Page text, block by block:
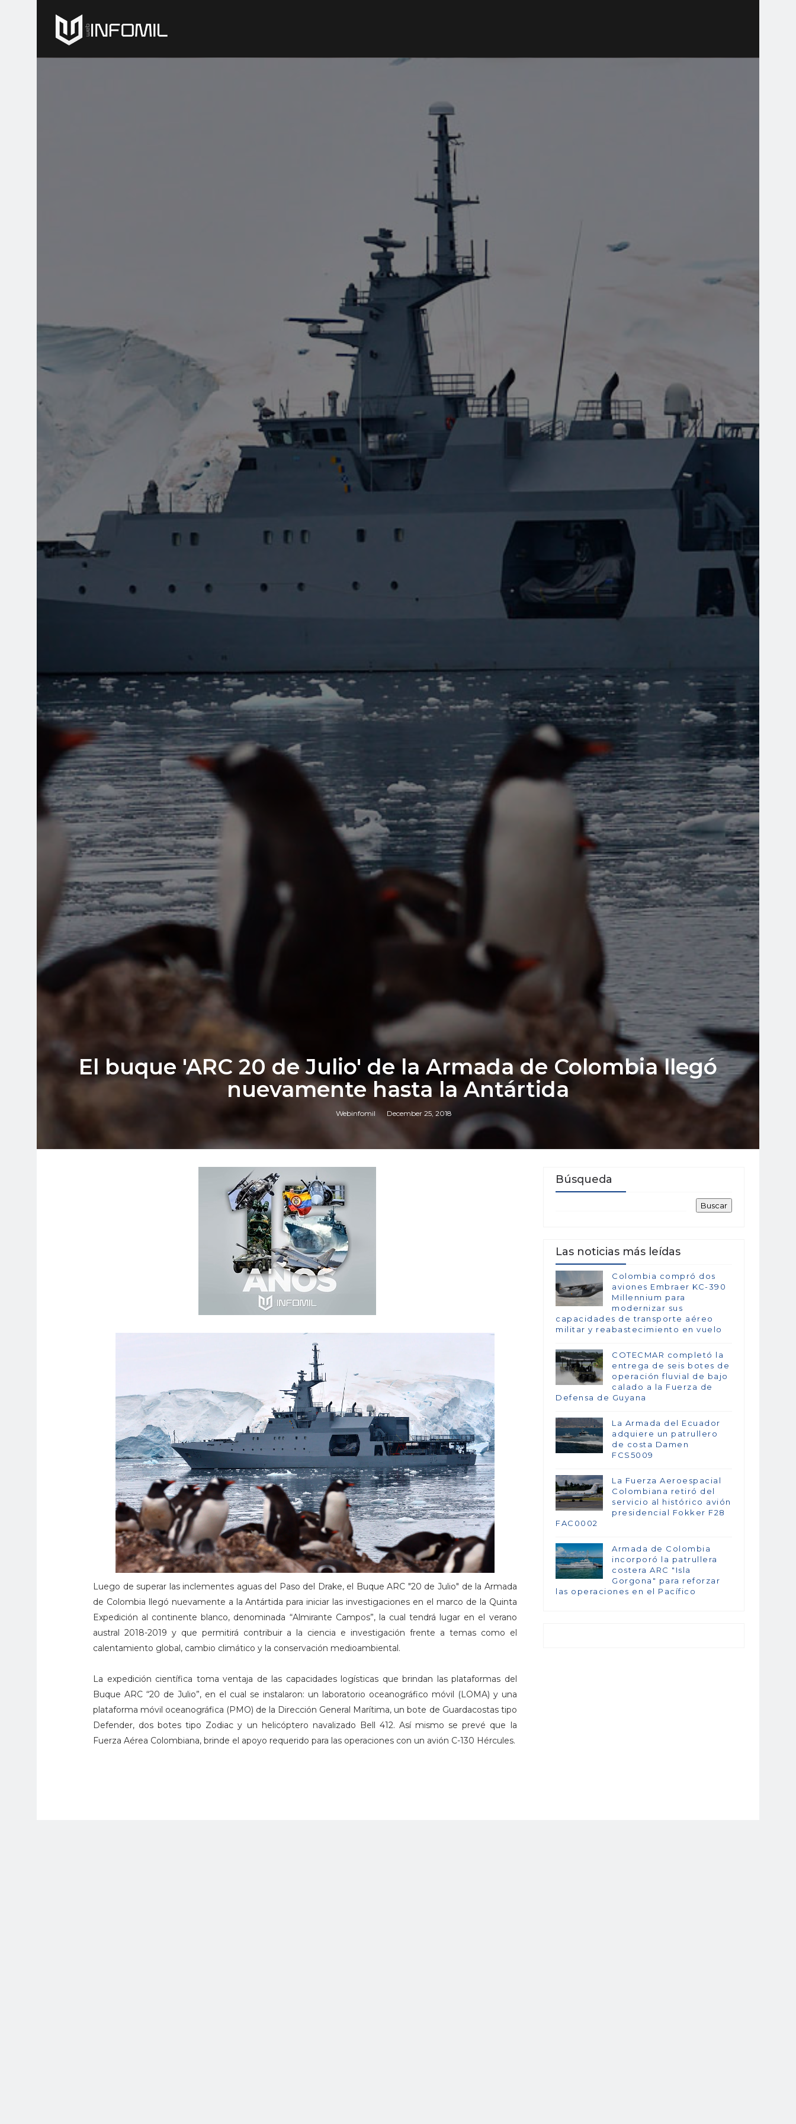
El buque 'ARC 20 de Julio' de la Armada de Colombia llegó
nuevamente hasta la Antártida
Webinfomil December 25, 2018
Luego de superar las inclementes aguas del Paso del Drake, el Buque ARC "20 de Julio" de la Armada
de Colombia llegó nuevamente a la Antártida para iniciar las investigaciones en el marco de la Quinta
Expedición al continente blanco, denominada “Almirante Campos”, la cual tendrá lugar en el verano
austral 2018-2019 y que permitirá contribuir a la ciencia e investigación frente a temas como el
calentamiento global, cambio climático y la conservación medioambiental.
La expedición científica toma ventaja de las capacidades logísticas que brindan las plataformas del
Buque ARC “20 de Julio”, en el cual se instalaron: un laboratorio oceanográfico móvil (LOMA) y una
plataforma móvil oceanográfica (PMO) de la Dirección General Marítima, un bote de Guardacostas tipo
Defender, dos botes tipo Zodiac y un helicóptero navalizado Bell 412. Así mismo se prevé que la
Fuerza Aérea Colombiana, brinde el apoyo requerido para las operaciones con un avión C-130 Hércules.
Búsqueda
Las noticias más leídas
Colombia compró dos
aviones Embraer KC-390
Millennium para
modernizar sus
capacidades de transporte aéreo
militar y reabastecimiento en vuelo
COTECMAR completó la
entrega de seis botes de
operación fluvial de bajo
calado a la Fuerza de
Defensa de Guyana
La Armada del Ecuador
adquiere un patrullero
de costa Damen
FCS5009
La Fuerza Aeroespacial
Colombiana retiró del
servicio al histórico avión
presidencial Fokker F28
FAC0002
Armada de Colombia
incorporó la patrullera
costera ARC "Isla
Gorgona" para reforzar
las operaciones en el Pacífico